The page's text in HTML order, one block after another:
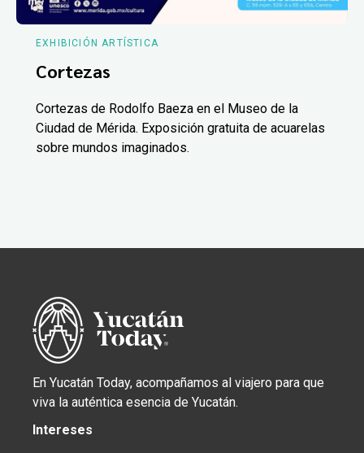
EXHIBICIÓN ARTÍSTICA
Cortezas
Cortezas de Rodolfo Baeza en el Museo de la
Ciudad de Mérida. Exposición gratuita de acuarelas
sobre mundos imaginados.
En Yucatán Today, acompañamos al viajero para que
viva la auténtica esencia de Yucatán.
Intereses